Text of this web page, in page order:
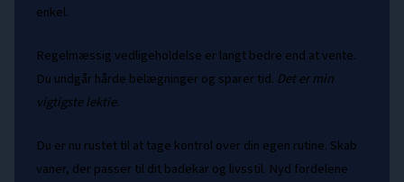
enkel.
Regelmæssig vedligeholdelse er langt bedre end at vente.
Du undgår hårde belægninger og sparer tid. Det er min
vigtigste lektie.
Du er nu rustet til at tage kontrol over din egen rutine. Skab
vaner, der passer til dit badekar og livsstil. Nyd fordelene